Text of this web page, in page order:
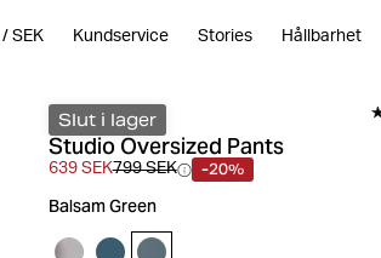
/ SEK Kundservice Stories Hållbarhet
Slut i lager
Studio Oversized Pants
639 SEK799 SEK -20%
Balsam Green